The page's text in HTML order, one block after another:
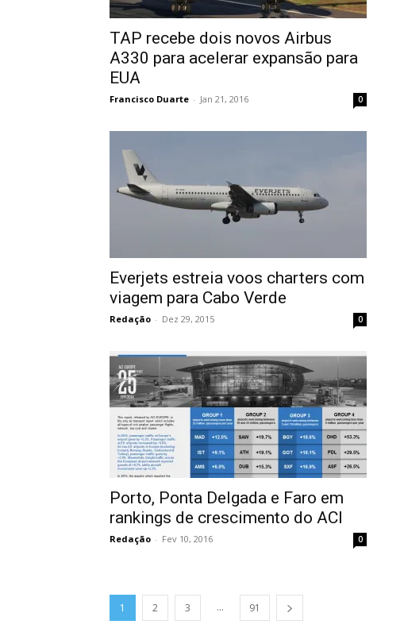
TAP recebe dois novos Airbus
A330 para acelerar expansão para
EUA
Francisco Duarte - Jan 21, 2016 0
Everjets estreia voos charters com
viagem para Cabo Verde
Redação - Dez 29, 2015 0
Porto, Ponta Delgada e Faro em
rankings de crescimento do ACI
Redação - Fev 10, 2016 0
1 2 3 ... 91